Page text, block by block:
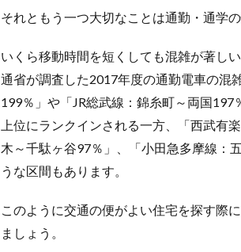
それともう一つ大切なことは通勤・通学
いくら移動時間を短くしても混雑が著し
通省が調査した2017年度の通勤電車の混
199％」や「JR総武線：錦糸町～両国
上位にランクインされる一方、「西武有
木～千駄ヶ谷97％」、「小田急多摩線：
うな区間もあります。
このように交通の便がよい住宅を探す際
ましょう。